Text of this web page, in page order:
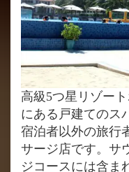
高級5つ星リゾー
にある戸建てのス
宿泊者以外の旅行
サージ店です。サ
ジコースには含ま